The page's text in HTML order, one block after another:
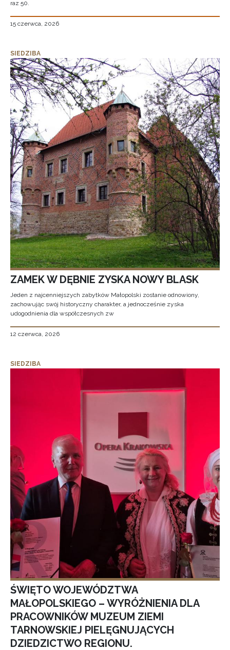
raz 50.
15 czerwca, 2026
SIEDZIBA
ZAMEK W DĘBNIE ZYSKA NOWY BLASK
Jeden z najcenniejszych zabytków Małopolski zostanie odnowiony,
zachowując swój historyczny charakter, a jednocześnie zyska
udogodnienia dla współczesnych zw
12 czerwca, 2026
SIEDZIBA
ŚWIĘTO WOJEWÓDZTWA
MAŁOPOLSKIEGO – WYRÓŻNIENIA DLA
PRACOWNIKÓW MUZEUM ZIEMI
TARNOWSKIEJ PIELĘGNUJĄCYCH
DZIEDZICTWO REGIONU.